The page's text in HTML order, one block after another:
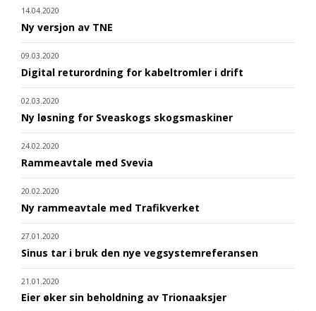
14.04.2020
Ny versjon av TNE
09.03.2020
Digital returordning for kabeltromler i drift
02.03.2020
Ny løsning for Sveaskogs skogsmaskiner
24.02.2020
Rammeavtale med Svevia
20.02.2020
Ny rammeavtale med Trafikverket
27.01.2020
Sinus tar i bruk den nye vegsystemreferansen
21.01.2020
Eier øker sin beholdning av Trionaaksjer